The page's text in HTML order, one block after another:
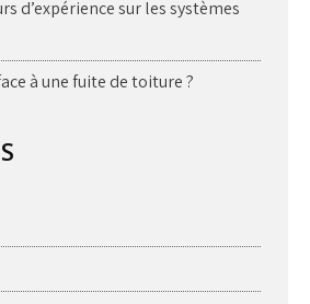
d’expérience sur les systèmes
à une fuite de toiture ?